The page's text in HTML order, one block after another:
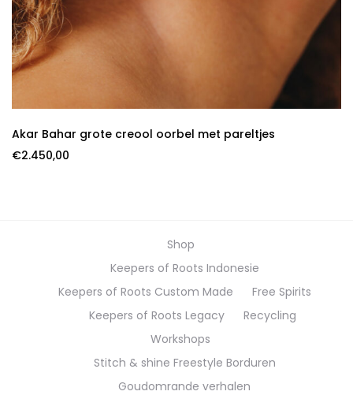
Akar Bahar grote creool oorbel met pareltjes
€2.450,00
Shop
Keepers of Roots Indonesie
Keepers of Roots Custom Made
Free Spirits
Keepers of Roots Legacy
Recycling
Workshops
Stitch & shine Freestyle Borduren
Goudomrande verhalen